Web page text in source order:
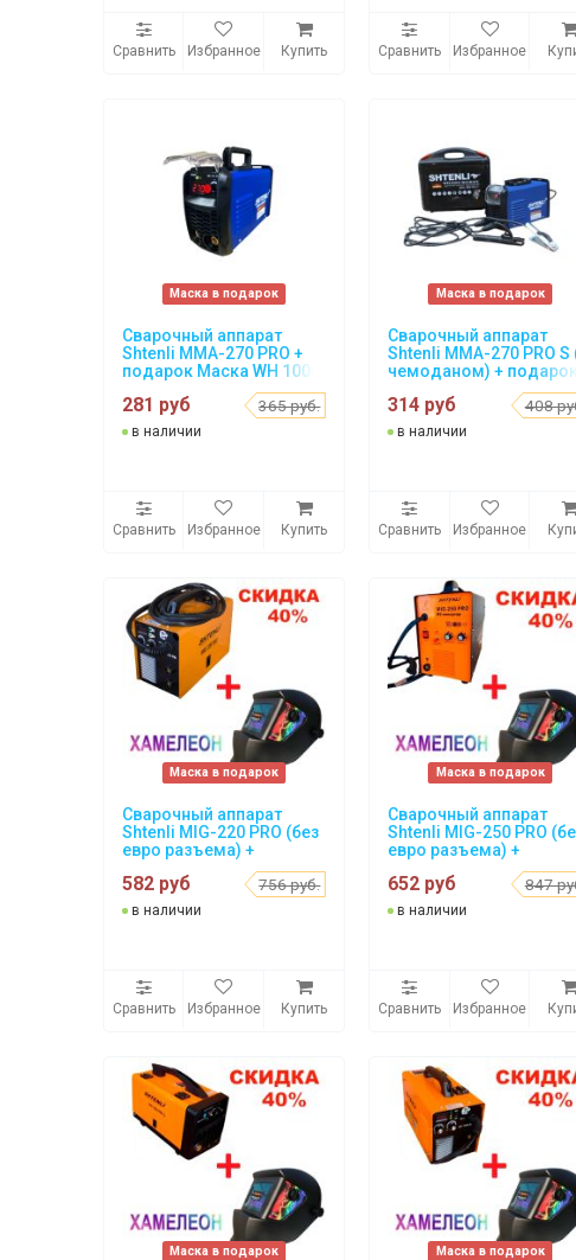
Сравнить Избранное Купить Сравнить Избранное
Маска в подарок
Сварочный аппарат
Shtenli MMA-270 PRO +
подарок Маска WH 1000
281 руб 365 руб.
в наличии
Сравнить Избранное Купить
Маска в подарок
Сварочный аппарат
Shtenli MMA-270 PRO S
чемоданом) + подарок
314 руб 408
в наличии
Сравнить Избранное
Маска в подарок
Сварочный аппарат
Shtenli MIG-220 PRO (без
евро разъема) +
подарок Маска WH 1000
582 руб 756 руб.
в наличии
Сравнить Избранное Купить
Маска в подарок
Сварочный аппарат
Shtenli MIG-250 PRO
евро разъема) +
подарок Маска WH
652 руб 847
в наличии
Сравнить Избранное
Маска в подарок Маска в подарок